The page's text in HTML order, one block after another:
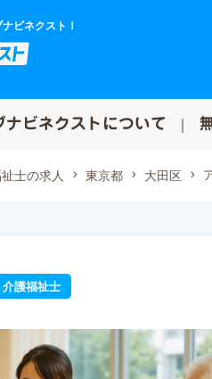
ビネクスト！
ナビネクストについて
士の求人 東京都 大田区
介護福祉士